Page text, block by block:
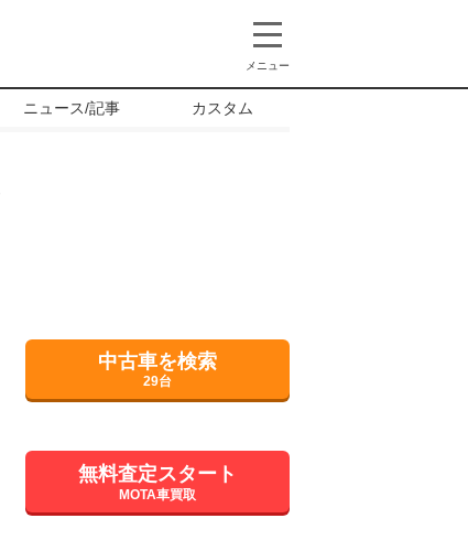
メニュー
ニュース/記事 カスタム
中古車を検索
29台
無料査定スタート
MOTA車買取